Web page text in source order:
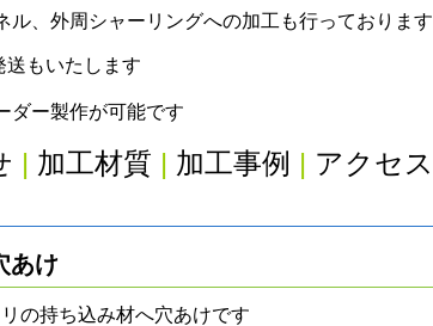
、外周シャーリングへの加工も行っております
送もいたします
ダー製作が可能です
| 加工材質 | 加工事例 | アクセス
あけ
の持ち込み材へ穴あけです